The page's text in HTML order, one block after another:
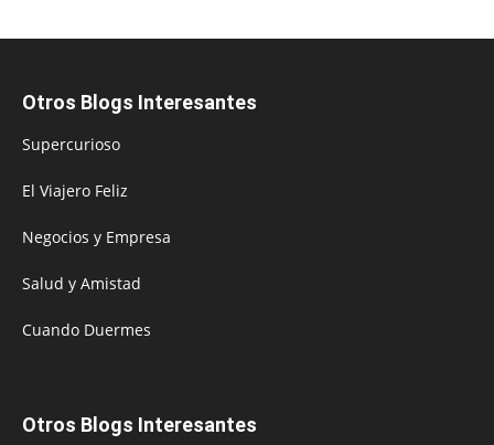
Otros Blogs Interesantes
Supercurioso
El Viajero Feliz
Negocios y Empresa
Salud y Amistad
Cuando Duermes
Otros Blogs Interesantes